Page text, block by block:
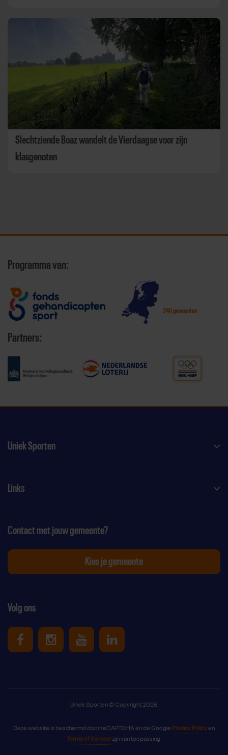
Slechtziende Boaz wandelt de Vierdaagse voor zijn
klasgenoten
Programma van:
340 gemeenten
Partners:
Uniek Sporten
Links
Volg ons
Uniek Sporten op Facebook
Uniek Sporten op Instagram
Uniek Sporten op Youtube
Uniek Sporten op
Contact met jouw gemeente?
Kies je gemeente
Uniek Sporten © Copyright 2026
Deze website is beschermd door reCAPTCHA en de Google Privacy Policyen
Terms of Servicezijn van toepassing.